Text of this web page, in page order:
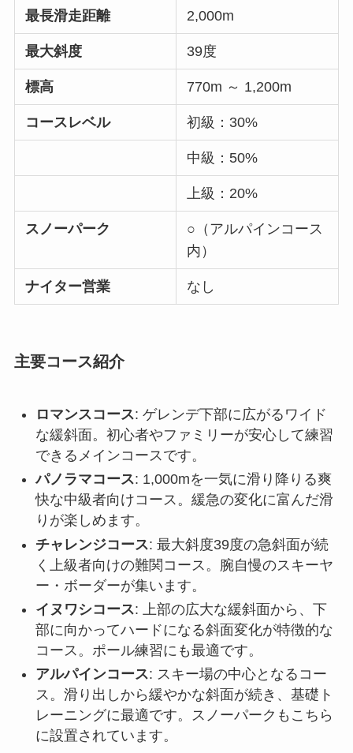
最長滑走距離 2,000m
最大斜度 39度
標高 770m ～ 1,200m
コースレベル 初級：30%
中級：50%
上級：20%
スノーパーク
○（アルパインコース
内）
ナイター営業 なし
主要コース紹介
ロマンスコース: ゲレンデ下部に広がるワイド
な緩斜面。初心者やファミリーが安心して練習
できるメインコースです。
パノラマコース: 1,000mを一気に滑り降りる爽
快な中級者向けコース。緩急の変化に富んだ滑
りが楽しめます。
チャレンジコース: 最大斜度39度の急斜面が続
く上級者向けの難関コース。腕自慢のスキーヤ
ー・ボーダーが集います。
イヌワシコース: 上部の広大な緩斜面から、下
部に向かってハードになる斜面変化が特徴的な
コース。ポール練習にも最適です。
アルパインコース: スキー場の中心となるコー
ス。滑り出しから緩やかな斜面が続き、基礎ト
レーニングに最適です。スノーパークもこちら
に設置されています。